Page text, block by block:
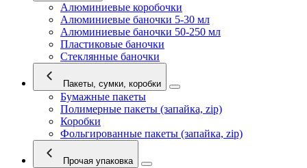
Алюминиевые коробочки
Алюминиевые баночки 5-30 мл
Алюминиевые баночки 50-250 мл
Пластиковые баночки
Стеклянные баночки
Пакеты, сумки, коробки
Бумажные пакеты
Полимерные пакеты (запайка, zip)
Коробки
Фольгированные пакеты (запайка, zip)
Прочая упаковка